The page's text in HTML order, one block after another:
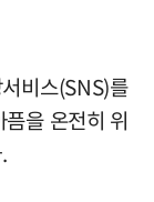
비스(SNS)를
을 온전히 위